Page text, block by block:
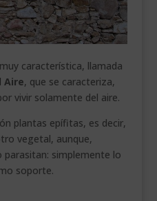
característica, llamada
Aire, que se caracteriza,
vivir solamente del aire.
plantas epífitas, es decir,
vegetal, aunque,
simplemente lo
soporte.